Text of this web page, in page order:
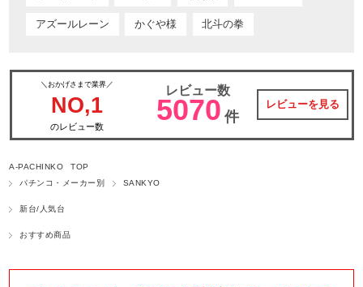
アズールレーン かぐや様 北斗の拳
＼おかげさまで業界／
NO,1
のレビュー数
レビュー数
5070 件
レビューを見る
A-PACHINKO TOP
パチンコ・メーカー別
SANKYO
新台/人気台
おすすめ商品